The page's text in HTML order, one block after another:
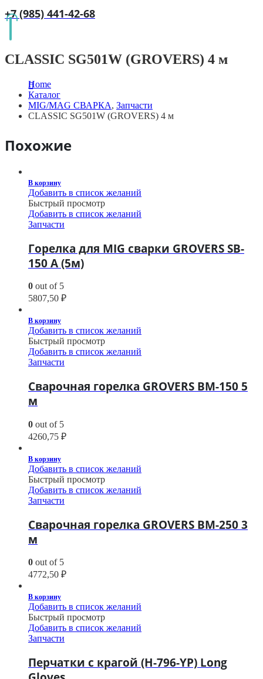
+7 (985) 441-42-68
CLASSIC SG501W (GROVERS) 4 м
Home
Каталог
MIG/MAG СВАРКА, Запчасти
CLASSIC SG501W (GROVERS) 4 м
Похожие
В корзину
Добавить в список желаний
Быстрый просмотр
Добавить в список желаний
Запчасти
Горелка для MIG сварки GROVERS SB-
150 A (5м)
0 out of 5
5807,50 ₽
В корзину
Добавить в список желаний
Быстрый просмотр
Добавить в список желаний
Запчасти
Сварочная горелка GROVERS BM-150 5
м
0 out of 5
4260,75 ₽
В корзину
Добавить в список желаний
Быстрый просмотр
Добавить в список желаний
Запчасти
Сварочная горелка GROVERS BM-250 3
м
0 out of 5
4772,50 ₽
В корзину
Добавить в список желаний
Быстрый просмотр
Добавить в список желаний
Запчасти
Перчатки с крагой (H-796-YP) Long